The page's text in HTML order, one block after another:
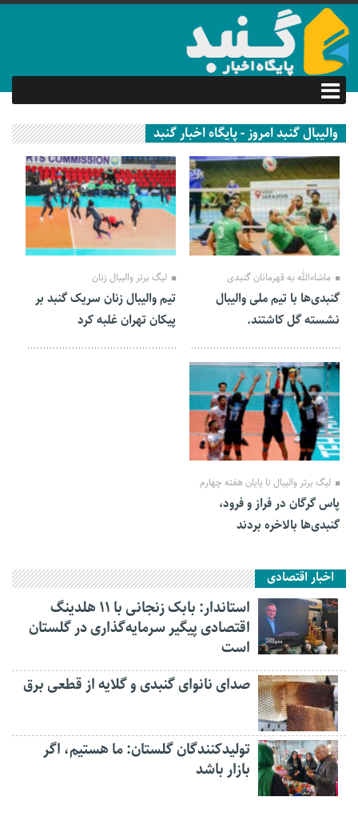
والیبال گنبد امروز - پایگاه اخبار گنبد
21 آبان 1401
ماشاءالله به قهرمانان گنبدی
گنبدی‌ها با تیم ملی والیبال
نشسته گل کاشتند.
30 مهر 1401
لیگ برتر والیبال زنان
تیم والیبال زنان سریک گنبد بر
پیکان تهران غلبه کرد
25 مهر 1401
لیگ برتر والیبال تا پایان هفته چهارم
پاس گرگان در فراز و فرود،
گنبدی‌ها بالاخره بردند
اخبار اقتصادی
استاندار: بابک زنجانی با ۱۱ هلدینگ
اقتصادی پیگیر سرمایه‌گذاری در گلستان
است
صدای نانوای گنبدی و گلایه از قطعی برق
تولیدکنندگان گلستان: ما هستیم، اگر
بازار باشد